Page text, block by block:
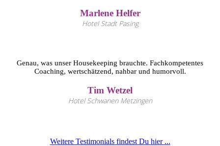
Marlene Helfer
Hotel Stadt Pasing
Genau, was unser Housekeeping brauchte. Fachkompetentes
Coaching, wertschätzend, nahbar und humorvoll.
Tim Wetzel
Hotel Schwanen Metzingen
Weitere Testimonials findest Du hier ...